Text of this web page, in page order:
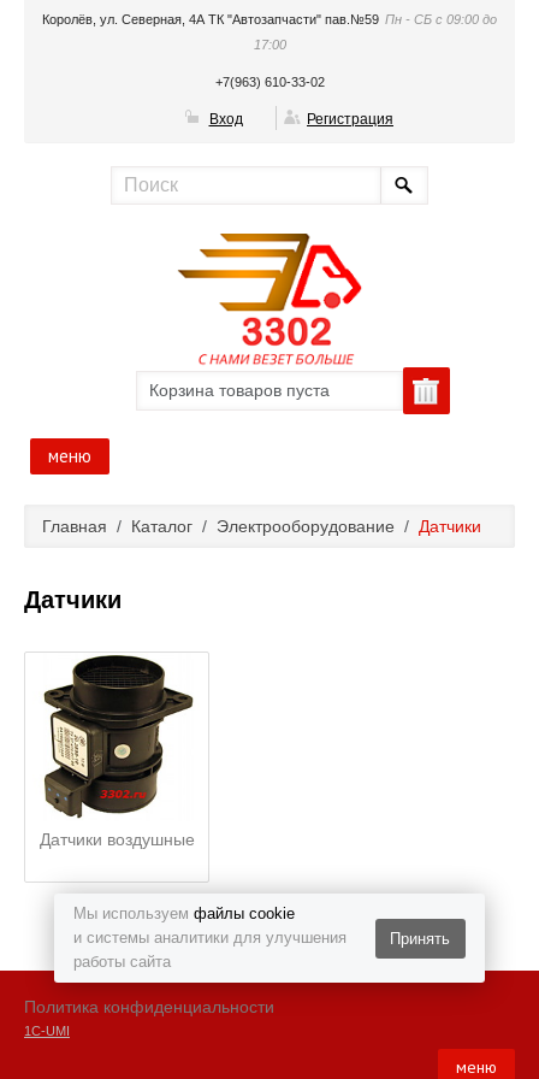
Мы используем файлы cookie
и системы аналитики для улучшения
работы сайта
Принять
Королёв, ул. Северная, 4А ТК "Автозапчасти" пав.№59 Пн - СБ с 09:00 до
17:00
+7(963) 610-33-02
Вход Регистрация
Корзина товаров пуста
меню
Покупка и оплата
Контакты
Главная / Каталог / Электрооборудование / Датчики
Датчики
Датчики воздушные
Политика конфиденциальности
1С-UMI
меню